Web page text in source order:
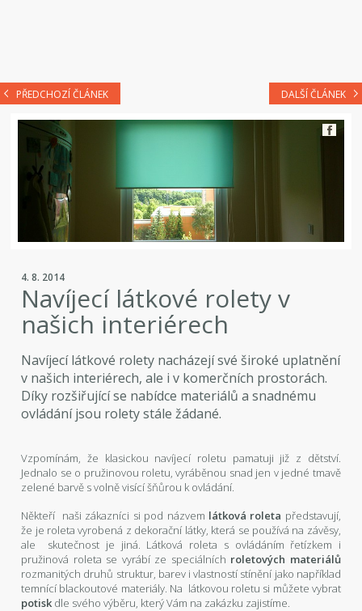
PŘEDCHOZÍ ČLÁNEK DALŠÍ ČLÁNEK
4. 8. 2014
Navíjecí látkové rolety v
našich interiérech
Navíjecí látkové rolety nacházejí své široké uplatnění
v našich interiérech, ale i v komerčních prostorách.
Díky rozšiřující se nabídce materiálů a snadnému
ovládání jsou rolety stále žádané.
Vzpomínám, že klasickou navíjecí roletu pamatuji již z dětství.
Jednalo se o pružinovou roletu, vyráběnou snad jen v jedné tmavě
zelené barvě s volně visící šňůrou k ovládání.
Někteří naši zákazníci si pod názvem látková roleta představují,
že je roleta vyrobená z dekorační látky, která se používá na závěsy,
ale skutečnost je jiná. Látková roleta s ovládáním řetízkem i
pružinová roleta se vyrábí ze speciálních roletových materiálů
rozmanitých druhů struktur, barev i vlastností stínění jako například
temnící blackoutové materiály. Na látkovou roletu si můžete vybrat
potisk dle svého výběru, který Vám na zakázku zajistíme.